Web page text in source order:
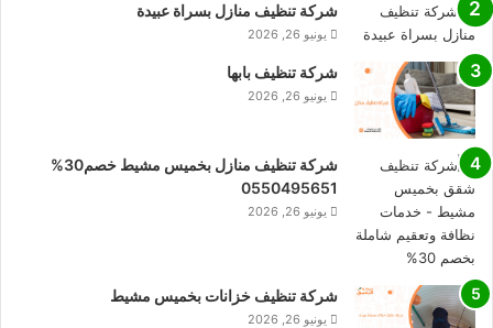
شركة تنظيف منازل بسراة عبيدة
يونيو 26, 2026
شركة تنظيف بابها
يونيو 26, 2026
شركة تنظيف منازل بخميس مشيط خصم30%
0550495651
يونيو 26, 2026
شركة تنظيف خزانات بخميس مشيط
يونيو 26, 2026